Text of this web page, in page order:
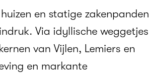
en statige zakenpanden
Via idyllische weggetjes
van Vijlen, Lemiers en
en markante